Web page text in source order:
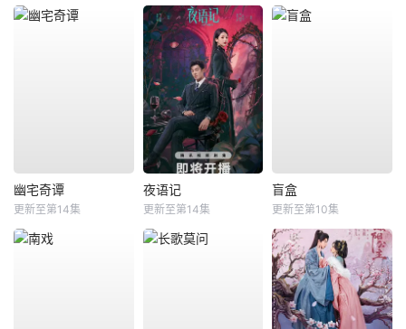
幽宅奇谭
更新至第14集
夜语记
更新至第14集
盲盒
更新至第10集